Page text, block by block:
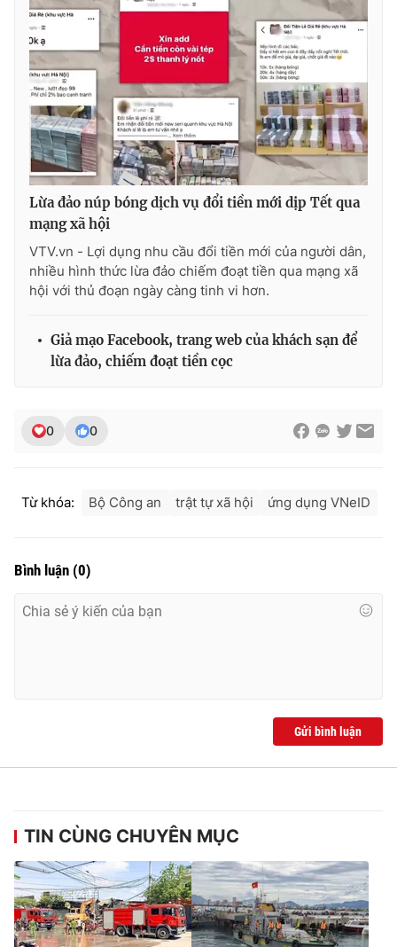
THỜI BÁO VTV
Theo dõi báo trên
Cơ quan chủ quản:
Cơ quan báo chí:Thời báo VTV
Giấy phép hoạt động báo in và báo điện tử số 483/GP-BTTTT
cấp ngày 29/12/2023
Phó Tổng Biên tập:Nguyễn Thị Mỹ Hạnh, Phạm Quốc Thắng,
Nguyễn Trọng Ninh
Email:toasoan@vtv.vn
thuận bằng văn bản. Ghi rõ nguồn VTV.vn khi phát hành lại
Lừa đảo núp bóng dịch vụ đổi tiền mới dịp Tết qua
mạng xã hội
VTV.vn - Lợi dụng nhu cầu đổi tiền mới của người dân,
nhiều hình thức lừa đảo chiếm đoạt tiền qua mạng xã
hội với thủ đoạn ngày càng tinh vi hơn.
Giả mạo Facebook, trang web của khách sạn để
lừa đảo, chiếm đoạt tiền cọc
0 0
Từ khóa: Bộ Công an trật tự xã hội ứng dụng VNeID
Bình luận (0)
Gửi bình luận
TIN CÙNG CHUYÊN MỤC